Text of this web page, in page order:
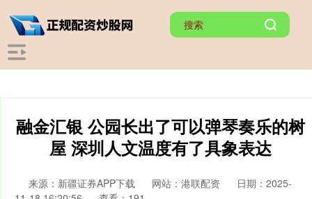
融金汇银 公园长出了可以弹琴奏乐的树
屋 深圳人文温度有了具象表达
来源：新疆证券APP下载 网站：港联配资
日期：2025-